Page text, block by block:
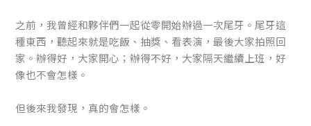
之前，我曾經和夥伴們一起從零開始辦過一次尾牙。尾牙這
種東西，聽起來就是吃飯、抽獎、看表演，最後大家拍照回
家。辦得好，大家開心；辦得不好，大家隔天繼續上班，好
像也不會怎樣。
但後來我發現，真的會怎樣。